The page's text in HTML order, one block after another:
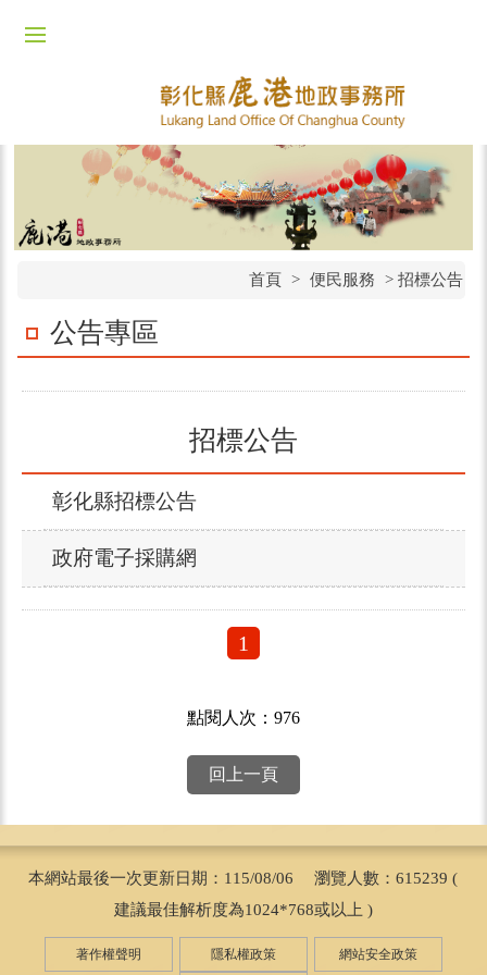
首頁 > 便民服務 >招標公告
公告專區
招標公告
彰化縣招標公告
政府電子採購網
1
點閱人次：976
回上一頁
本網站最後一次更新日期：115/08/06 瀏覽人數：615239 (
建議最佳解析度為1024*768或以上 )
著作權聲明 隱私權政策 網站安全政策